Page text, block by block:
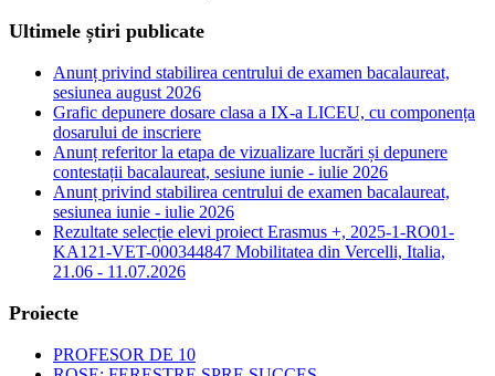
Ultimele știri publicate
Anunț privind stabilirea centrului de examen bacalaureat,
sesiunea august 2026
Grafic depunere dosare clasa a IX-a LICEU, cu componența
dosarului de inscriere
Anunț referitor la etapa de vizualizare lucrări și depunere
contestații bacalaureat, sesiune iunie - iulie 2026
Anunț privind stabilirea centrului de examen bacalaureat,
sesiunea iunie - iulie 2026
Rezultate selecție elevi proiect Erasmus +, 2025-1-RO01-
KA121-VET-000344847 Mobilitatea din Vercelli, Italia,
21.06 - 11.07.2026
Proiecte
PROFESOR DE 10